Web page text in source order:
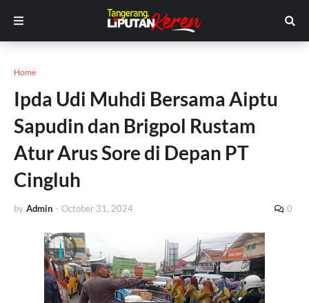
Home
Ipda Udi Muhdi Bersama Aiptu
Sapudin dan Brigpol Rustam
Atur Arus Sore di Depan PT
Cingluh
by Admin - October 31, 2024 0